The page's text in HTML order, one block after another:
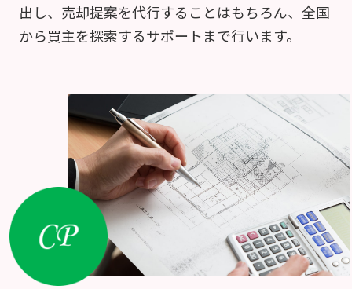
出し、売却提案を代行することはもちろん、全国
から買主を探索するサポートまで行います。